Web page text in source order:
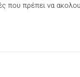
που πρέπει να